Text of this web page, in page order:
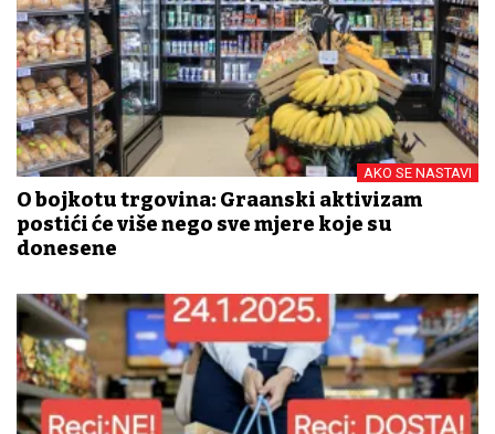
AKO SE NASTAVI
O bojkotu trgovina: Građanski aktivizam
postići će više nego sve mjere koje su
donesene